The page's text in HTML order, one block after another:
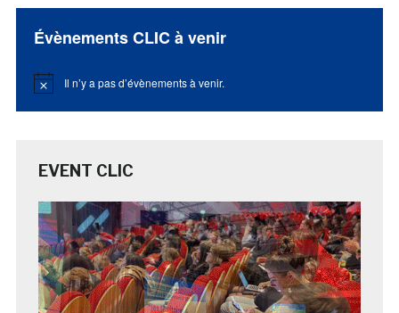
Évènements CLIC à venir
Notice Il n’y a pas d’évènements à venir.
EVENT CLIC